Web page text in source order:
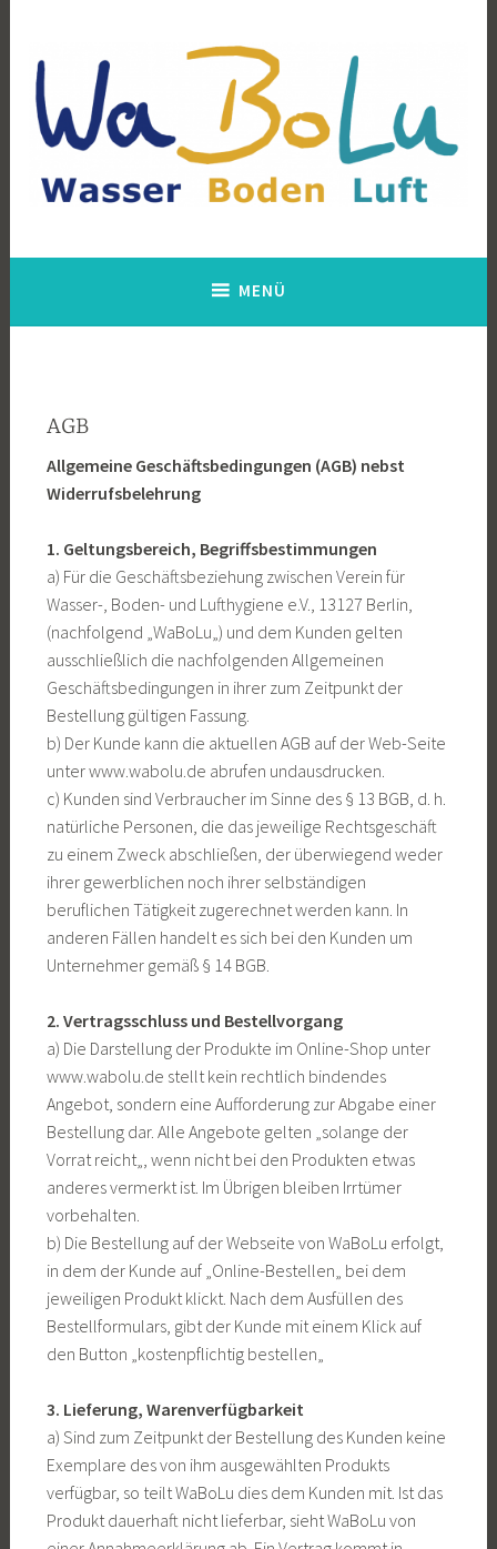
springen
MENÜ
AGB
Allgemeine Geschäftsbedingungen (AGB) nebst
Widerrufsbelehrung
1. Geltungsbereich, Begriffsbestimmungen
a) Für die Geschäftsbeziehung zwischen Verein für
Wasser-, Boden- und Lufthygiene e.V., 13127 Berlin,
(nachfolgend „WaBoLu„) und dem Kunden gelten
ausschließlich die nachfolgenden Allgemeinen
Geschäftsbedingungen in ihrer zum Zeitpunkt der
Bestellung gültigen Fassung.
b) Der Kunde kann die aktuellen AGB auf der Web-Seite
unter www.wabolu.de abrufen undausdrucken.
c) Kunden sind Verbraucher im Sinne des § 13 BGB, d. h.
natürliche Personen, die das jeweilige Rechtsgeschäft
zu einem Zweck abschließen, der überwiegend weder
ihrer gewerblichen noch ihrer selbständigen
beruflichen Tätigkeit zugerechnet werden kann. In
anderen Fällen handelt es sich bei den Kunden um
Unternehmer gemäß § 14 BGB.
2. Vertragsschluss und Bestellvorgang
a) Die Darstellung der Produkte im Online-Shop unter
www.wabolu.de stellt kein rechtlich bindendes
Angebot, sondern eine Aufforderung zur Abgabe einer
Bestellung dar. Alle Angebote gelten „solange der
Vorrat reicht„, wenn nicht bei den Produkten etwas
anderes vermerkt ist. Im Übrigen bleiben Irrtümer
vorbehalten.
b) Die Bestellung auf der Webseite von WaBoLu erfolgt,
in dem der Kunde auf „Online-Bestellen„ bei dem
jeweiligen Produkt klickt. Nach dem Ausfüllen des
Bestellformulars, gibt der Kunde mit einem Klick auf
den Button „kostenpflichtig bestellen„
3. Lieferung, Warenverfügbarkeit
a) Sind zum Zeitpunkt der Bestellung des Kunden keine
Exemplare des von ihm ausgewählten Produkts
verfügbar, so teilt WaBoLu dies dem Kunden mit. Ist das
Produkt dauerhaft nicht lieferbar, sieht WaBoLu von